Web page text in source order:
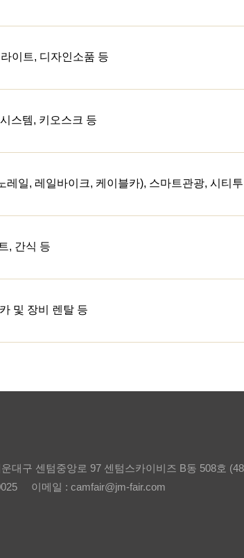
이트, 디자인소품 등
스템, 키오스크 등
레일, 레일바이크, 케이블카), 스마트관광, 시티
, 간식 등
및 장비 렌탈 등
대구 센텀중앙로 97 센텀스카이비즈 B동 508호
이메일 : camfair@jm-fair.com